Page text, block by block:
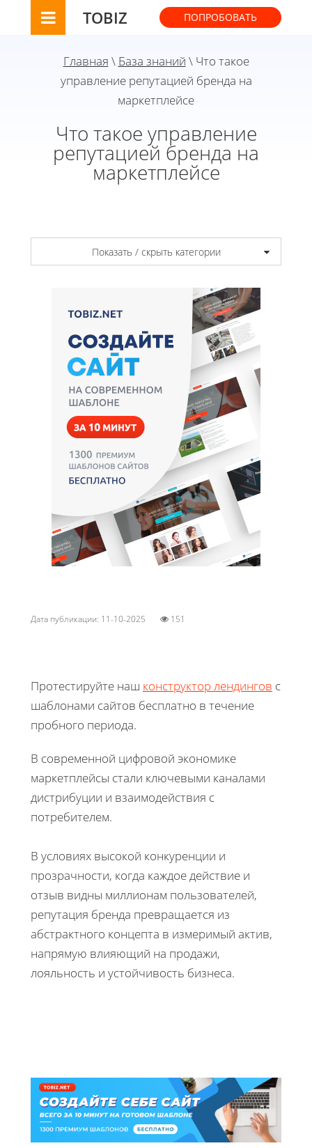
TOBIZ ПОПРОБОВАТЬ
Главная \ База знаний \ Что такое
управление репутацией бренда на
маркетплейсе
Что такое управление
репутацией бренда на
маркетплейсе
Показать / скрыть категории
Дата публикации: 11-10-2025 151
Протестируйте наш конструктор лендингов с
шаблонами сайтов бесплатно в течение
пробного периода.
В современной цифровой экономике
маркетплейсы стали ключевыми каналами
дистрибуции и взаимодействия с
потребителем.
В условиях высокой конкуренции и
прозрачности, когда каждое действие и
отзыв видны миллионам пользователей,
репутация бренда превращается из
абстрактного концепта в измеримый актив,
напрямую влияющий на продажи,
лояльность и устойчивость бизнеса.